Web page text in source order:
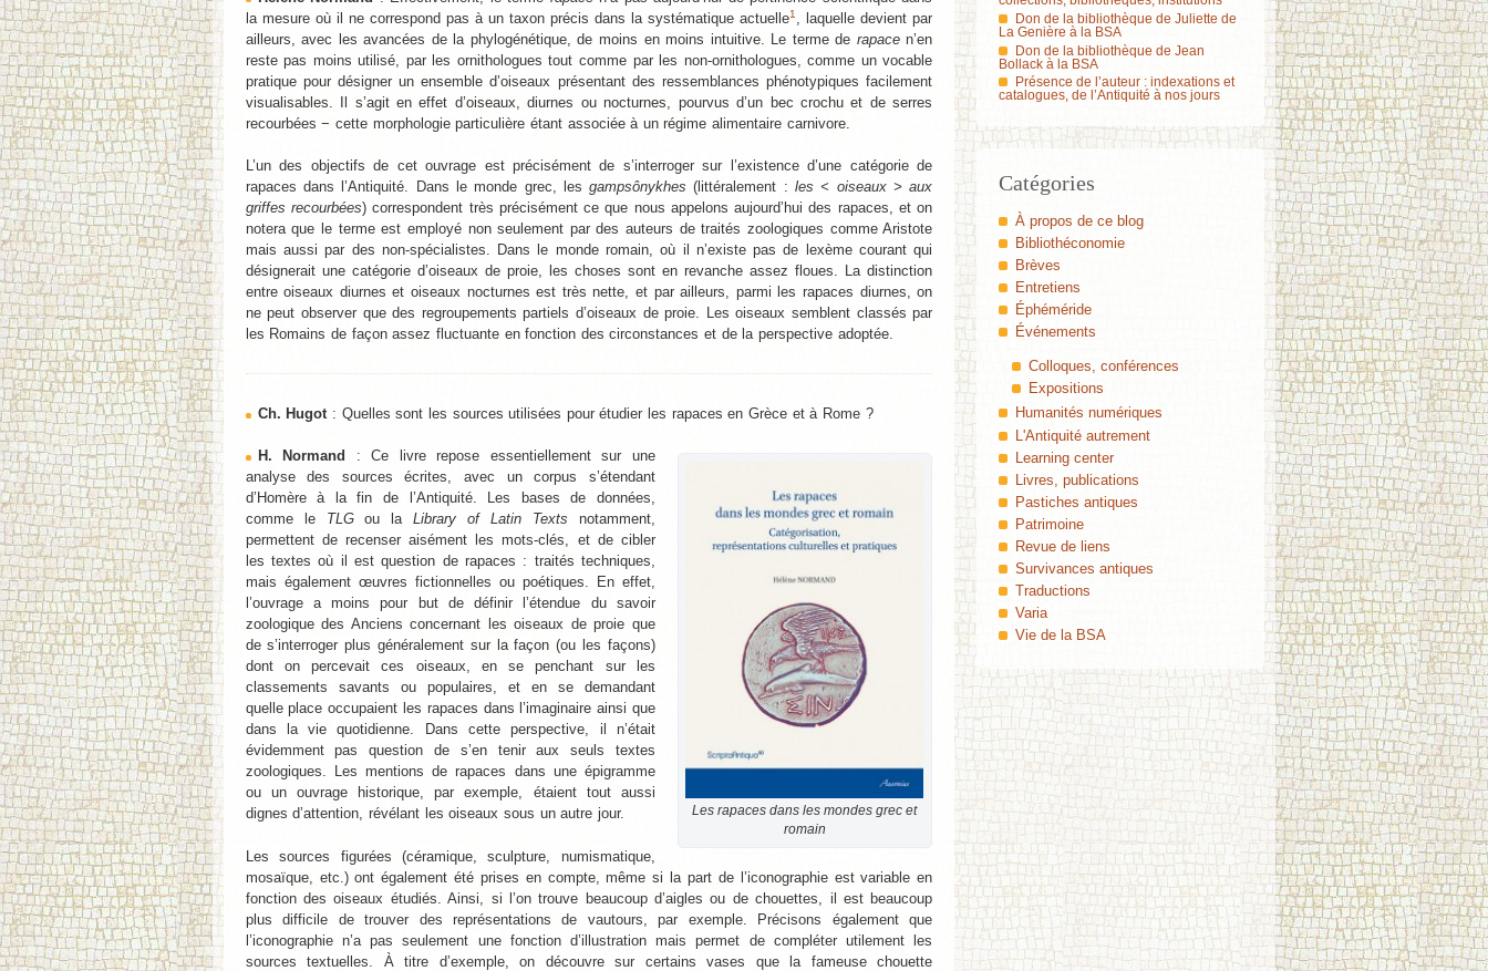
la mesure où il ne correspond pas à un taxon précis dans la systématique actuelle1
, laquelle devient par
ailleurs, avec les avancées de la phylogénétique, de moins en moins intuitive. Le terme de rapacen’en
reste pas moins utilisé, par les ornithologues tout comme par les non-ornithologues, comme un vocable
pratique pour désigner un ensemble d’oiseaux présentant des ressemblances phénotypiques facilement
visualisables. Il s’agit en effet d’oiseaux, diurnes ou nocturnes, pourvus d’un bec crochu et de serres
recourbées − cette morphologie particulière étant associée à un régime alimentaire carnivore.
L’un des objectifs de cet ouvrage est précisément de s’interroger sur l’existence d’une catégorie de
rapaces dans l’Antiquité. Dans le monde grec, lesgampsônykhes (littéralement :les < oiseaux > aux
griffes recourbées) correspondent très précisément ce que nous appelons aujourd’hui des rapaces, et on
notera que le terme est employé non seulement par des auteurs de traités zoologiques comme Aristote
mais aussi par des non-spécialistes. Dans le monde romain, où il n’existe pas de lexème courant qui
désignerait une catégorie d’oiseaux de proie, les choses sont en revanche assez floues. La distinction
entre oiseaux diurnes et oiseaux nocturnes est très nette, et par ailleurs, parmi les rapaces diurnes, on
ne peut observer que des regroupements partiels d’oiseaux de proie. Les oiseaux semblent classés par
les Romains de façon assez fluctuante en fonction des circonstances et de la perspective adoptée.
Ch. Hugot : Quelles sont les sources utilisées pour étudier les rapaces en Grèce et à Rome ?
Les rapaces dans les mondes grec et
romain
H. Normand
: Ce livre repose essentiellement sur une
analyse des sources écrites, avec un corpus s’étendant
d’Homère à la fin de l’Antiquité. Les bases de données,
comme le TLGou laLibrary of Latin Texts notamment,
permettent de recenser aisément les mots-clés, et de cibler
les textes où il est question de rapaces : traités techniques,
mais également œuvres fictionnelles ou poétiques. En effet,
l’ouvrage a moins pour but de définir l’étendue du savoir
zoologique des Anciens concernant les oiseaux de proie que
de s’interroger plus généralement sur la façon (ou les façons)
dont on percevait ces oiseaux, en se penchant sur les
classements savants ou populaires, et en se demandant
quelle place occupaient les rapaces dans l’imaginaire ainsi que
dans la vie quotidienne. Dans cette perspective, il n’était
évidemment pas question de s’en tenir aux seuls textes
zoologiques. Les mentions de rapaces dans une épigramme
ou un ouvrage historique, par exemple, étaient tout aussi
dignes d’attention, révélant les oiseaux sous un autre jour.
Les sources figurées (céramique, sculpture, numismatique,
mosaïque, etc.) ont également été prises en compte, même si la part de l’iconographie est variable en
fonction des oiseaux étudiés. Ainsi, si l’on trouve beaucoup d’aigles ou de chouettes, il est beaucoup
plus difficile de trouver des représentations de vautours, par exemple. Précisons également que
l’iconographie n’a pas seulement une fonction d’illustration mais permet de compléter utilement les
sources textuelles. À titre d’exemple, on découvre sur certains vases que la fameuse chouette
Don de la bibliothèque de Juliette de
La Genière à la BSA
Don de la bibliothèque de Jean
Bollack à la BSA
Présence de l’auteur : indexations et
catalogues, de l’Antiquité à nos jours
Catégories
À propos de ce blog
Bibliothéconomie
Brèves
Entretiens
Éphéméride
Événements
Colloques, conférences
Expositions
Humanités numériques
L'Antiquité autrement
Learning center
Livres, publications
Pastiches antiques
Patrimoine
Revue de liens
Survivances antiques
Traductions
Varia
Vie de la BSA